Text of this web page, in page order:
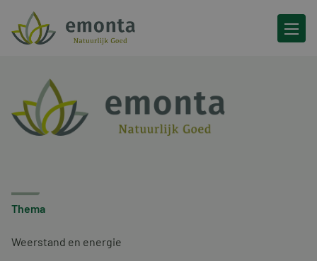
Ga naar de inhoud
Thema
Weerstand en energie